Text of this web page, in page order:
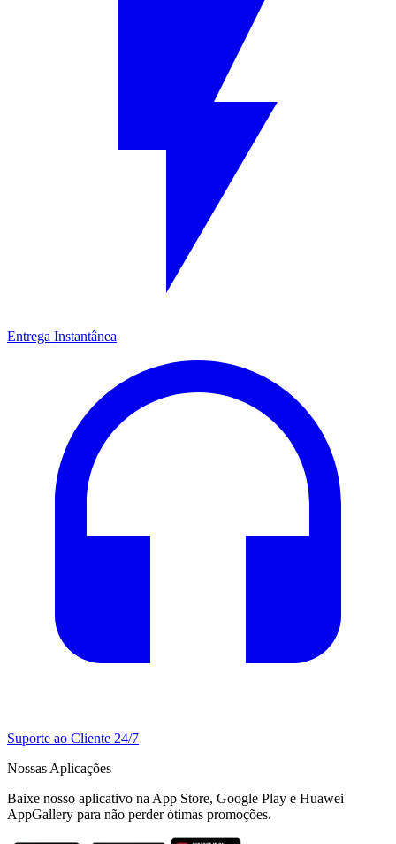
Entrega Instantânea
Suporte ao Cliente 24/7
Nossas Aplicações
Baixe nosso aplicativo na App Store, Google Play e Huawei
AppGallery para não perder ótimas promoções.